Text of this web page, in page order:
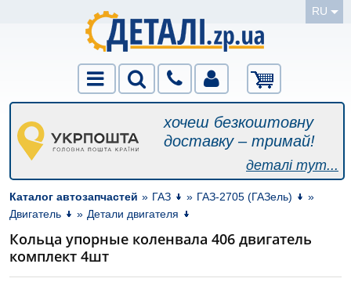
RU
хочеш безкоштовну
доставку – тримай!
деталі тут...
Каталог автозапчастей » ГАЗ » ГАЗ-2705 (ГАЗель)
»
Двигатель
» Детали двигателя
Кольца упорные коленвала 406 двигатель
комплект 4шт